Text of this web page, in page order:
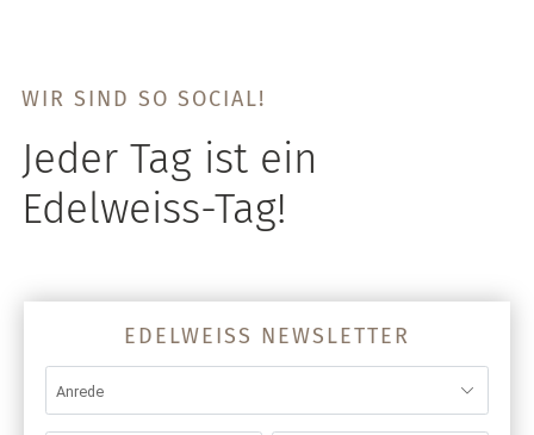
WIR SIND SO SOCIAL!
Jeder Tag ist ein
Edelweiss-Tag!
EDELWEISS NEWSLETTER